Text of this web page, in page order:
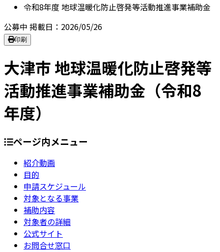
令和8年度 地球温暖化防止啓発等活動推進事業補助金
公募中 掲載日：2026/05/26
印刷
大津市 地球温暖化防止啓発等
活動推進事業補助金（令和8
年度）
ページ内メニュー
紹介動画
目的
申請スケジュール
対象となる事業
補助内容
対象者の詳細
公式サイト
お問合せ窓口